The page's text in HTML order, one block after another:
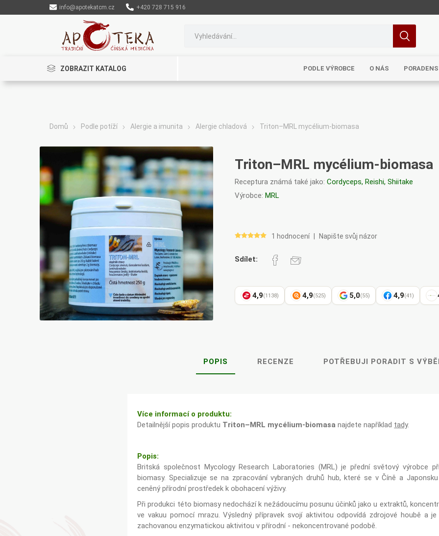
info@apotekatcm.cz +420 728 715 916
ZOBRAZIT KATALOG PODLE VÝROBCE
Cannaderm Henep Organic India
Bylinky TČM
G&G
Ecce Vita
s.r.o.
kapky
Narayan
ženšen
O NÁS
Domů Podle potíží Alergie a imunita Alergie chladová Triton–MRL mycélium-biomasa
Triton–MRL mycélium-biomasa
Receptura známá také jako: Cordyceps, Reishi, Shiitake
Výrobce: MRL
1 hodnocení Napište svůj názor
Sdílet:
4,9(1138) 4,9(525) 5,0(55) 4,9(41)
POPIS RECENZE POTŘEBUJI PORADIT S
Více informací o produktu:
Detailnější popis produktu Triton–MRL mycélium-biomasa najdete například tady.
Popis:
Britská společnost Mycology Research Laboratories (MRL) je přední světový výrobce
biomasy. Specializuje se na zpracování vybraných druhů hub, které se v Číně a
ceněný přírodní prostředek k obohacení výživy.
Při produkci této biomasy nedochází k nežádoucímu posunu účinků jako u extraktů,
ve vakuu pomocí mrazu. Výsledný přípravek svojí aktivitou odpovídá zdrojové houbě a
zachovanou enzymatickou aktivitou v přírodní - nekoncentrované podobě.